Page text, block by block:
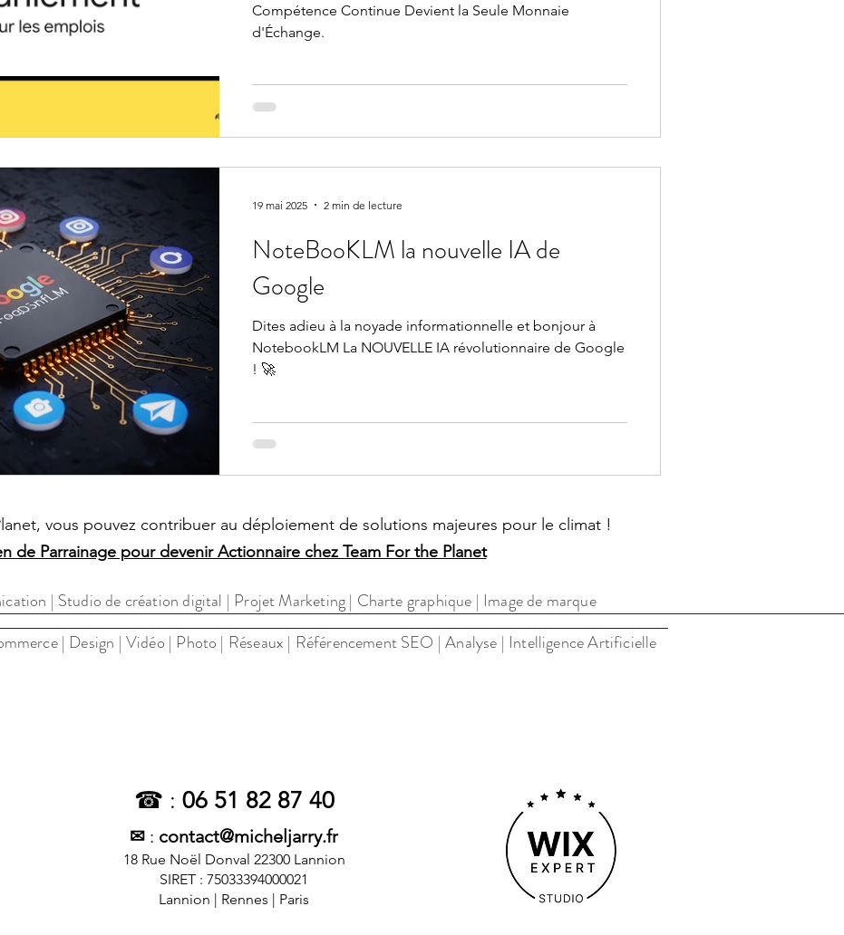
Compétence Continue Devient la Seule Monnaie
d'Échange.
NoteBooKLM la nouvelle IA de
Google
Dites adieu à la noyade informationnelle et bonjour à
NotebookLM La NOUVELLE IA révolutionnaire de Google
! 🚀
19 mai 2025 2 min de lecture
vous pouvez contribuer au déploiement de solutions majeures pour le climat !
de Parrainage pour devenir Actionnaire chez Team For the Planet
digitale à Lannion, dans les Côtes d'Armor en Bretagne.
| Studio de création digital | Projet Marketing | Charte graphique | Image de marque
| Design | Vidéo | Photo | Réseaux | Référencement SEO | Analyse | Intelligence Artificielle
☎ : 06 51 82 87 40
✉ : contact@micheljarry.fr
18 Rue Noël Donval 22300 Lannion
SIRET : 75033394000021
Lannion | Rennes | Paris